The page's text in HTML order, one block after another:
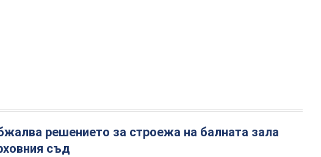
решението за строежа на балната зала
съд